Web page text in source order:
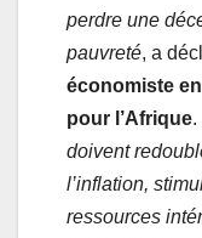
perdre une
pauvreté, a
économiste
pour l’Afrique.
doivent
l’inflation,
ressources